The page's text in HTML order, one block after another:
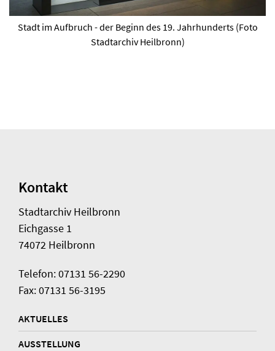
Stadt im Aufbruch - der Beginn des 19. Jahrhunderts (Foto
Stadtarchiv Heilbronn)
Kontakt
Stadtarchiv Heilbronn
Eichgasse 1
74072 Heilbronn
Telefon: 07131 56-2290
Fax: 07131 56-3195
AKTUELLES
AUSSTELLUNG